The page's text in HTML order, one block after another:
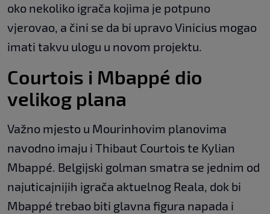
oko nekoliko igrača kojima je potpuno
vjerovao, a čini se da bi upravo Vinicius mogao
imati takvu ulogu u novom projektu.
Courtois i Mbappé dio
velikog plana
Važno mjesto u Mourinhovim planovima
navodno imaju i Thibaut Courtois te Kylian
Mbappé. Belgijski golman smatra se jednim od
najuticajnijih igrača aktuelnog Reala, dok bi
Mbappé trebao biti glavna figura napada i